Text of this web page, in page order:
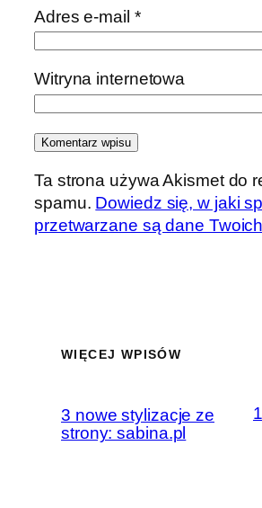
Adres e-mail *
Witryna internetowa
Ta strona używa Akismet do
spamu. Dowiedz się, w jaki
przetwarzane są dane
WIĘCEJ WPISÓW
3 nowe stylizacje ze
strony: sabina.pl